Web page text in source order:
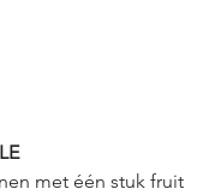
met één stuk fruit